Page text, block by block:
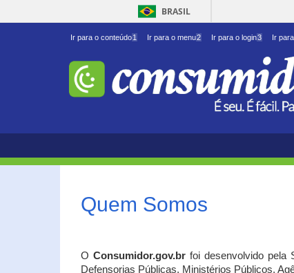
BRASIL
Ir para o conteúdo1 Ir para o menu2 Ir para o login3 Ir
Quem Somos
OConsumidor.gov.br foi desenvolvido pela
Defensorias Públicas, Ministérios Públicos,